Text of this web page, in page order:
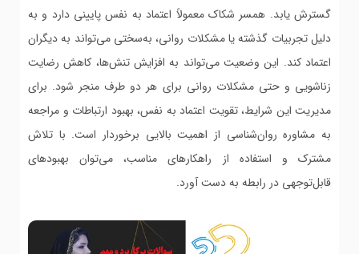
گسترش یابد. همسر شکاک معمولاً اعتماد به نفس پایینی دارد و به
دلیل تجربیات گذشته یا مشکلات روانی، به‌سختی می‌تواند به دیگران
اعتماد کند. این وضعیت می‌تواند به افزایش تنش‌ها، کاهش رضایت
زناشویی و حتی مشکلات روانی برای هر دو طرف منجر شود. برای
مدیریت این شرایط، تقویت اعتماد به نفس، بهبود ارتباطات و مراجعه
به مشاوره روان‌شناسی از اهمیت بالایی برخوردار است. با تلاش
مشترک و استفاده از راهکارهای مناسب، می‌توان بهبودهای
قابل‌توجهی در رابطه به دست آورد.